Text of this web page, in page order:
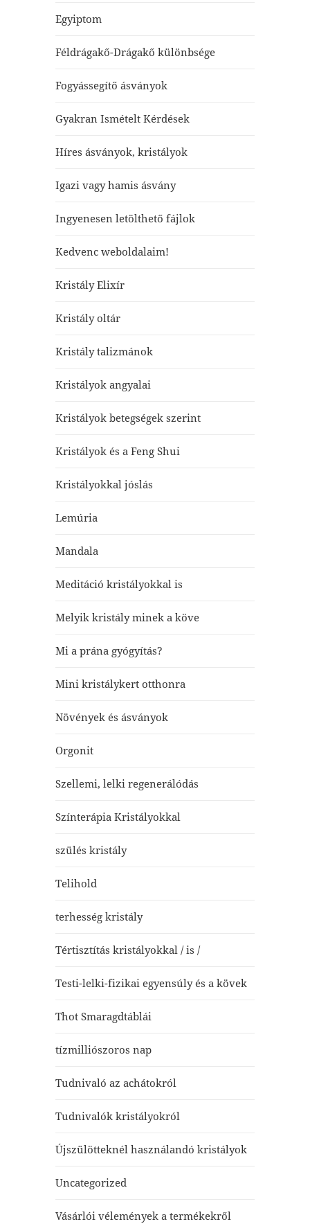
Egyiptom
Féldrágakő-Drágakő különbsége
Fogyássegítő ásványok
Gyakran Ismételt Kérdések
Híres ásványok, kristályok
Igazi vagy hamis ásvány
Ingyenesen letölthető fájlok
Kedvenc weboldalaim!
Kristály Elixír
Kristály oltár
Kristály talizmánok
Kristályok angyalai
Kristályok betegségek szerint
Kristályok és a Feng Shui
Kristályokkal jóslás
Lemúria
Mandala
Meditáció kristályokkal is
Melyik kristály minek a köve
Mi a prána gyógyítás?
Mini kristálykert otthonra
Növények és ásványok
Orgonit
Szellemi, lelki regenerálódás
Színterápia Kristályokkal
szülés kristály
Telihold
terhesség kristály
Tértisztítás kristályokkal / is /
Testi-lelki-fizikai egyensúly és a kövek
Thot Smaragdtáblái
tízmilliószoros nap
Tudnivaló az achátokról
Tudnivalók kristályokról
Újszülötteknél használandó kristályok
Uncategorized
Vásárlói vélemények a termékekről